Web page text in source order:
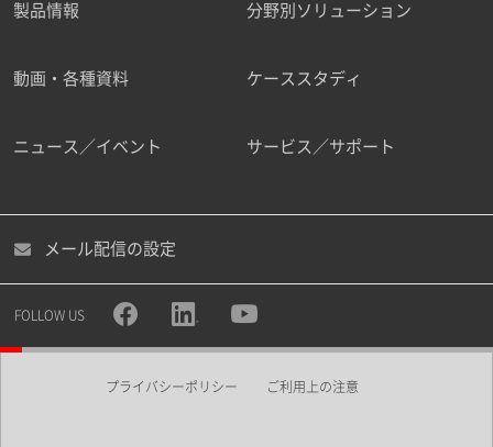
ご勤務先
職種
所属部署
製品情報 分野別ソリューション
動画・各種資料 ケーススタディ
ニュース／イベント サービス／サポート
メール配信の設定
FOLLOW US
プライバシーポリシー ご利用上の注意